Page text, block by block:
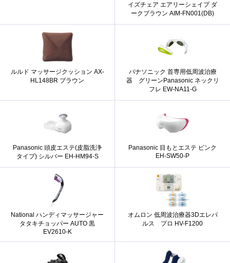
イズチェア エアリーシェイプ ダ
ークブラウン AIM-FN001(DB)
ルルド マッサージクッション AX-
HL148BR ブラウン
パナソニック 首専用低周波治療
器 グリーンPanasonic ネックリ
フレ EW-NA11-G
Panasonic 頭皮エステ(皮脂洗浄
タイプ) シルバー EH-HM94-S
Panasonic 目もとエステ ピンク
EH-SW50-P
National ハンディマッサージャー
タタキチョッパー AUTO 黒
EV2610-K
オムロン 低周波治療器3Dエレパ
ルス プロ HV-F1200